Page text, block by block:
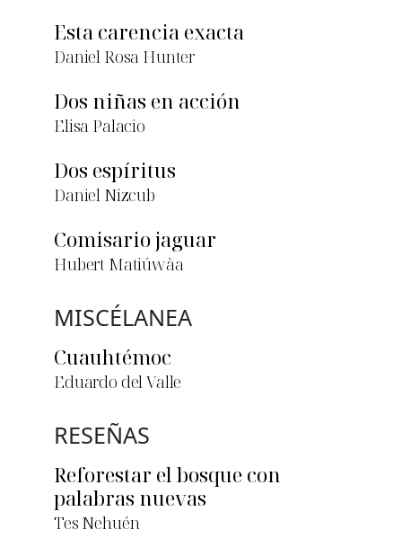
Esta carencia exacta
Daniel Rosa Hunter
Dos niñas en acción
Elisa Palacio
Dos espíritus
Daniel Nizcub
Comisario jaguar
Hubert Matiúwàa
MISCÉLANEA
Cuauhtémoc
Eduardo del Valle
RESEÑAS
Reforestar el bosque con
palabras nuevas
Tes Nehuén